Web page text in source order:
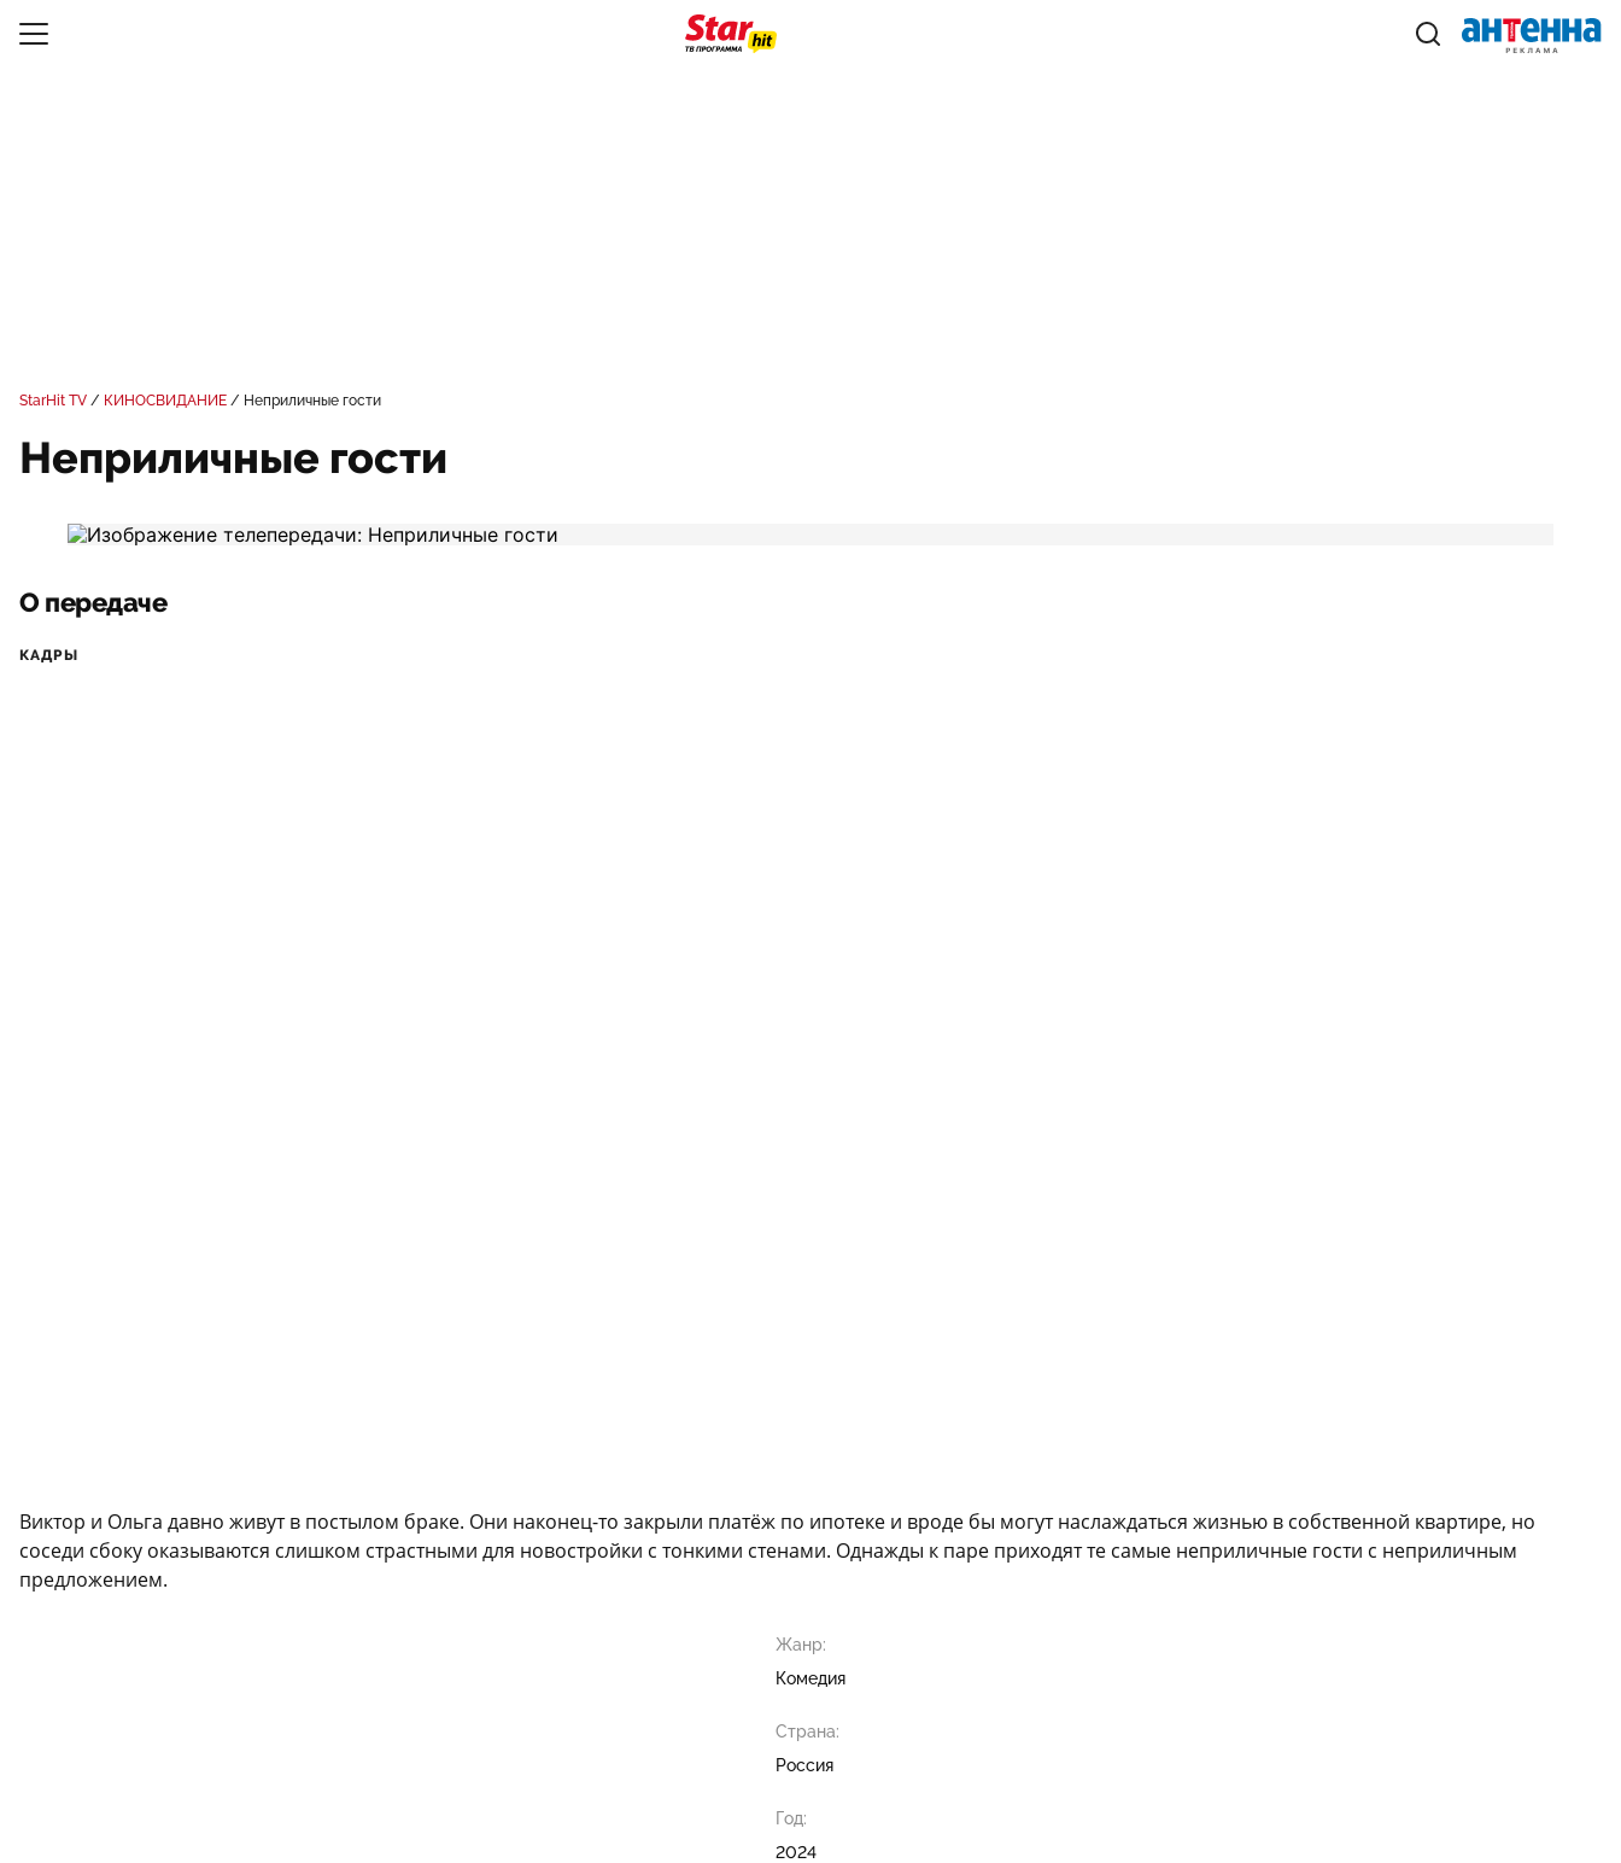
StarHit TV КИНОСВИДАНИЕ Неприличные гости
Неприличные гости
О передаче
КАДРЫ
Виктор и Ольга давно живут в постылом браке. Они наконец-то закрыли платёж по ипотеке и вроде бы могут наслаждаться жизнью в собственной квартире, но
соседи сбоку оказываются слишком страстными для новостройки с тонкими стенами. Однажды к паре приходят те самые неприличные гости с неприличным
предложением.
Жанр:
Комедия
Страна:
Россия
Год:
2024